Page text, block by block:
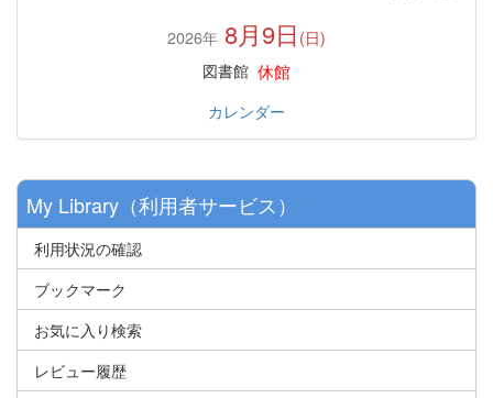
2026年 8月9日 (日)
図書館 休館
カレンダー
My Library（利用者サービス）
利用状況の確認
ブックマーク
お気に入り検索
レビュー履歴